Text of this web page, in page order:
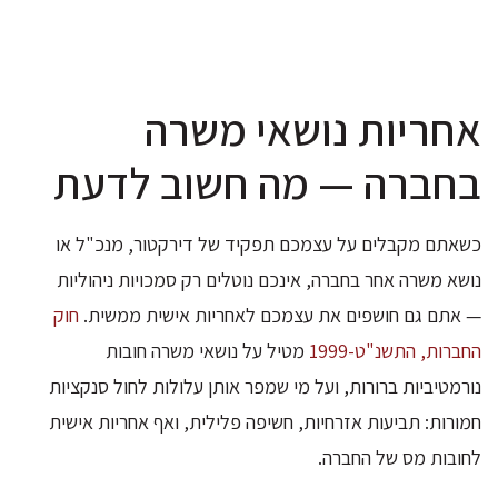
אחריות נושאי משרה
בחברה — מה חשוב לדעת
כשאתם מקבלים על עצמכם תפקיד של דירקטור, מנכ"ל או
נושא משרה אחר בחברה, אינכם נוטלים רק סמכויות ניהוליות
— אתם גם חושפים את עצמכם לאחריות אישית ממשית. חוק
החברות, התשנ"ט-1999
מטיל על נושאי משרה חובות
נורמטיביות ברורות, ועל מי שמפר אותן עלולות לחול סנקציות
חמורות: תביעות אזרחיות, חשיפה פלילית, ואף אחריות אישית
לחובות מס של החברה.